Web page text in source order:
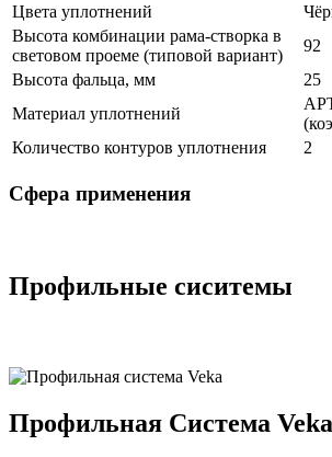
Цвета уплотнений
Высота комбинации рама-створка в
световом проеме (типовой вариант)
92
Высота фальца, мм
25
Материал уплотнений
Количество контуров уплотнения
2
Сфера применения
Профильные сиситемы
Профильная Система Veka